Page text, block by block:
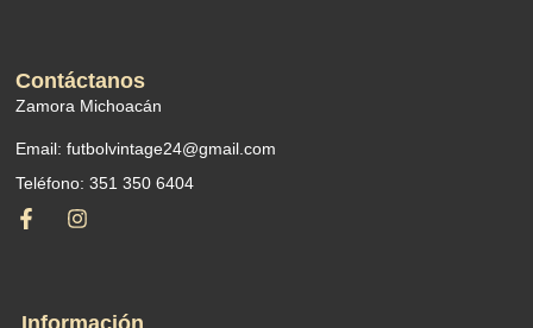
Información
Contáctanos
Zamora Michoacán
Email: futbolvintage24@gmail.com
Teléfono: 351 350 6404